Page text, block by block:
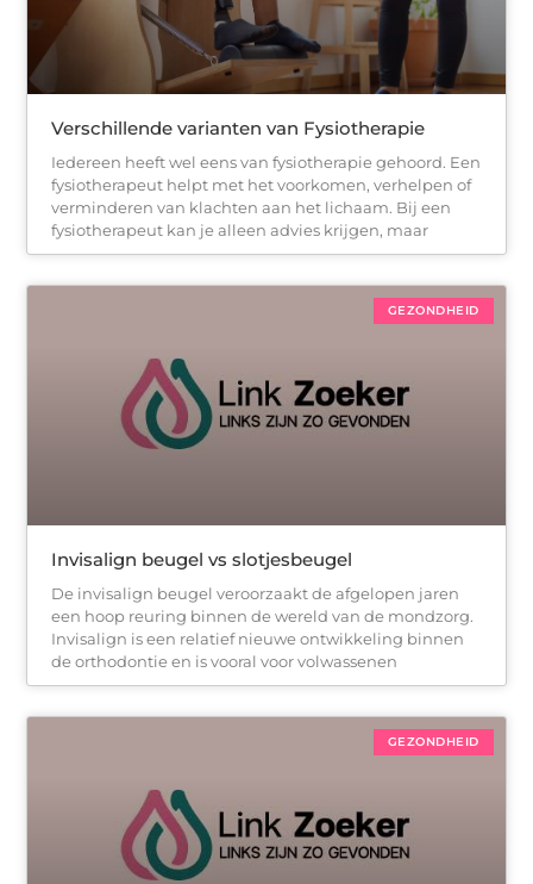
Verschillende varianten van Fysiotherapie
Iedereen heeft wel eens van fysiotherapie gehoord. Een
fysiotherapeut helpt met het voorkomen, verhelpen of
verminderen van klachten aan het lichaam. Bij een
fysiotherapeut kan je alleen advies krijgen, maar
GEZONDHEID
Invisalign beugel vs slotjesbeugel
De invisalign beugel veroorzaakt de afgelopen jaren
een hoop reuring binnen de wereld van de mondzorg.
Invisalign is een relatief nieuwe ontwikkeling binnen
de orthodontie en is vooral voor volwassenen
GEZONDHEID